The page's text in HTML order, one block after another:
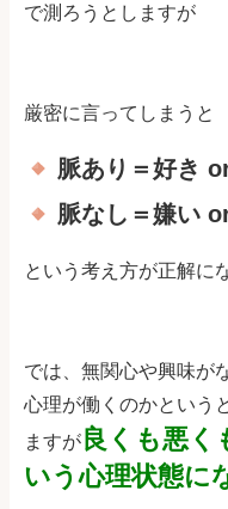
で測ろうとしますが
厳密に言ってしまうと
脈あり＝好き
脈なし＝嫌い
という考え方が正解に
では、無関心や興味が
心理が働くのかという
ますが良くも悪く
いう心理状態に